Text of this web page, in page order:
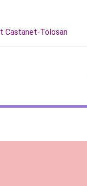
Castanet-Tolosan